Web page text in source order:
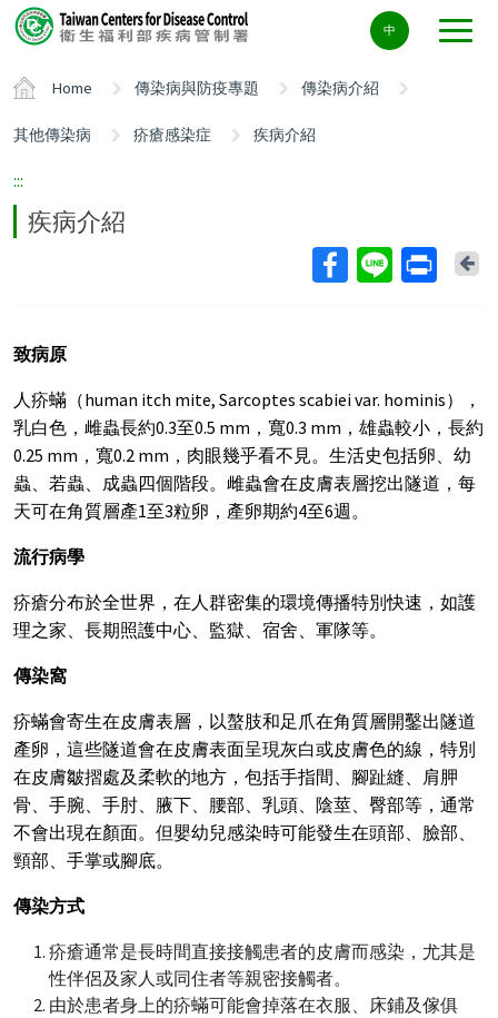
Center
block
中
Home 傳染病與防疫專題 傳染病介紹
其他傳染病 疥瘡感染症 疾病介紹
:::
疾病介紹
致病原
人疥蟎（human itch mite, Sarcoptes scabiei var. hominis），
乳白色，雌蟲長約0.3至0.5 mm，寬0.3 mm，雄蟲較小，長約
0.25 mm，寬0.2 mm，肉眼幾乎看不見。生活史包括卵、幼
蟲、若蟲、成蟲四個階段。雌蟲會在皮膚表層挖出隧道，每
天可在角質層產1至3粒卵，產卵期約4至6週。
流行病學
疥瘡分布於全世界，在人群密集的環境傳播特別快速，如護
理之家、長期照護中心、監獄、宿舍、軍隊等。
傳染窩
疥蟎會寄生在皮膚表層，以螯肢和足爪在角質層開鑿出隧道
產卵，這些隧道會在皮膚表面呈現灰白或皮膚色的線，特別
在皮膚皺摺處及柔軟的地方，包括手指間、腳趾縫、肩胛
骨、手腕、手肘、腋下、腰部、乳頭、陰莖、臀部等，通常
不會出現在顏面。但嬰幼兒感染時可能發生在頭部、臉部、
頸部、手掌或腳底。
傳染方式
疥瘡通常是長時間直接接觸患者的皮膚而感染，尤其是
性伴侶及家人或同住者等親密接觸者。
由於患者身上的疥蟎可能會掉落在衣服、床鋪及傢俱